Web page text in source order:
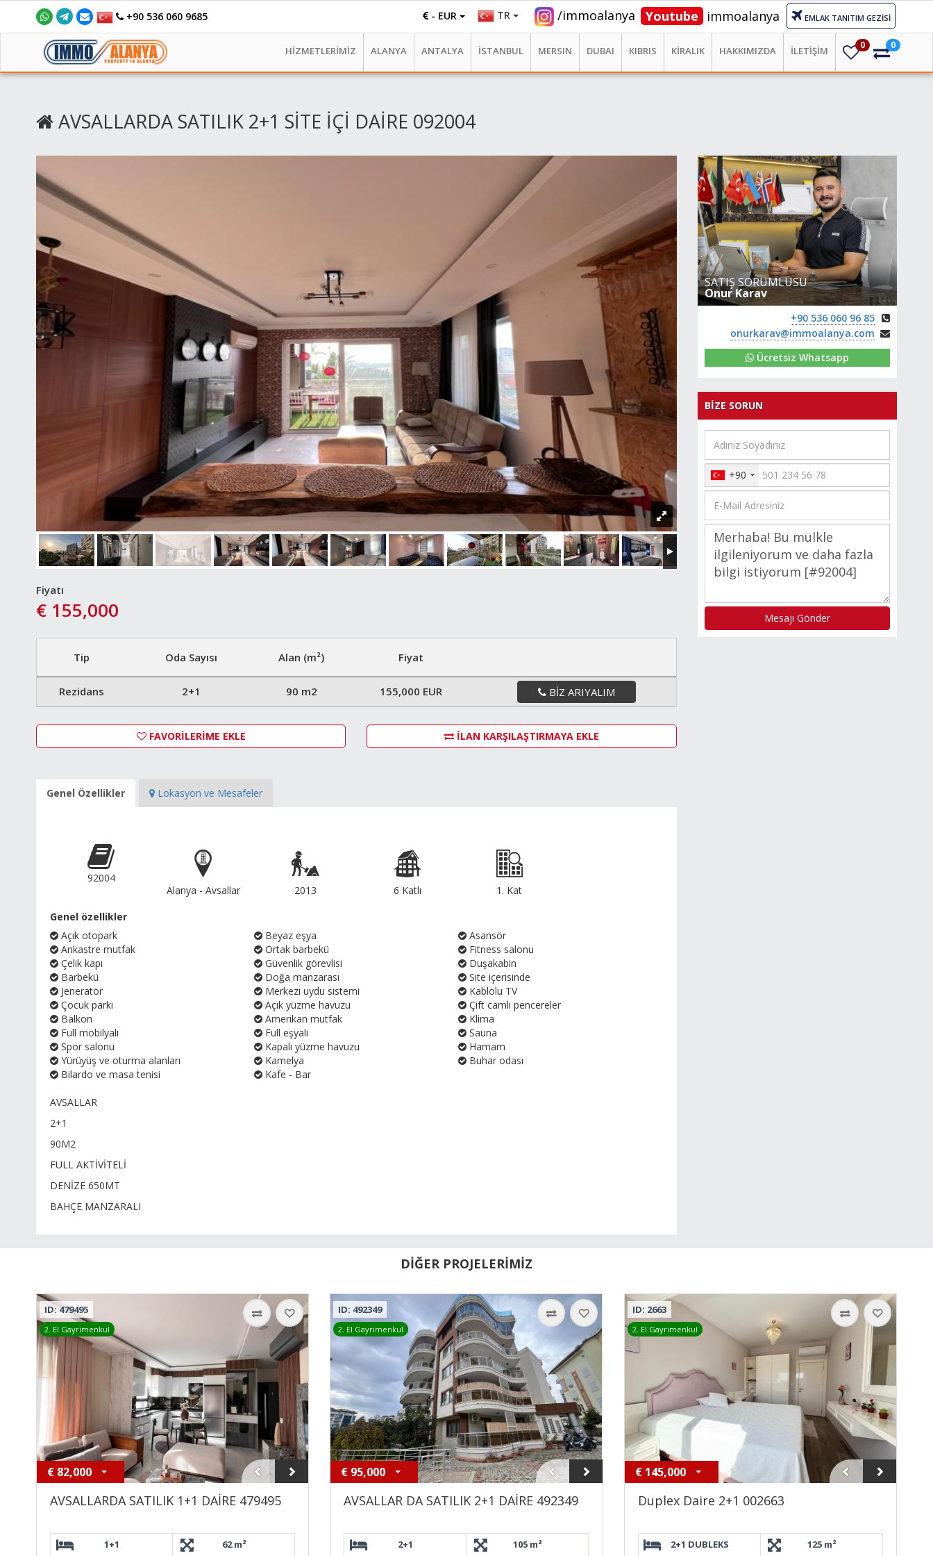
+90 536 060 9685 EMLAK TANITIM GEZİSİ
Youtube immoalanya
/immoalanya
TR
- EUR
HİZMETLERİMİZ ALANYA ANTALYA İSTANBUL MERSIN DUBAI KIBRIS KİRALIK HAKKIMIZDA İLETİŞİM 0 0
AVSALLARDA SATILIK 2+1 SİTE İÇİ DAİRE 092004
Fiyatı
€ 155,000
Tip Oda Sayısı Alan (m²) Fiyat
Rezidans 2+1 90 m2 155,000 EUR BIZ ARIYALIM
FAVORİLERİME EKLE İLAN KARŞILAŞTIRMAYA EKLE
Genel Özellikler Lokasyon ve Mesafeler
92004
Alanya - Avsallar
2013 6 Katlı
1. Kat
Genel özellikler
Açık otopark
Beyaz eşya
Asansör
Ankastre mutfak
Ortak barbekü
Fitness salonu
Çelik kapı
Güvenlik görevlisi
Duşakabin
Barbekü
Doğa manzarası
Site içerisinde
Jeneratör
Merkezi uydu sistemi
Kablolu TV
Çocuk parkı
Açık yüzme havuzu
Çift camlı pencereler
Balkon
Amerikan mutfak
Klima
Full mobilyalı
Full eşyalı
Sauna
Spor salonu
Kapalı yüzme havuzu
Hamam
Yürüyüş ve oturma alanları
Kamelya
Buhar odası
Bilardo ve masa tenisi
Kafe - Bar
AVSALLAR
2+1
90M2
FULL AKTİVİTELİ
DENİZE 650MT
BAHÇE MANZARALI
SATIŞ SORUMLUSU
Onur Karav
+90 536 060 96 85
onurkarav@immoalanya.com
Ücretsiz Whatsapp
BİZE SORUN
+90
Mesajı Gönder
DİĞER PROJELERİMİZ
ID: 479495
2. El Gayrimenkul
€ 82,000
AVSALLARDA SATILIK 1+1 DAİRE 479495
1+1 62 m²
ID: 492349
2. El Gayrimenkul
€ 95,000
AVSALLAR DA SATILIK 2+1 DAİRE 492349
2+1 105 m²
ID: 2663
2. El Gayrimenkul
€ 145,000
Duplex Daire 2+1 002663
2+1 DUBLEKS 125 m²